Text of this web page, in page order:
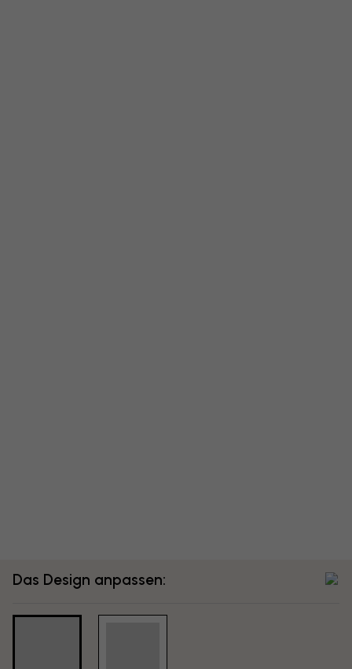
Das Design anpassen: